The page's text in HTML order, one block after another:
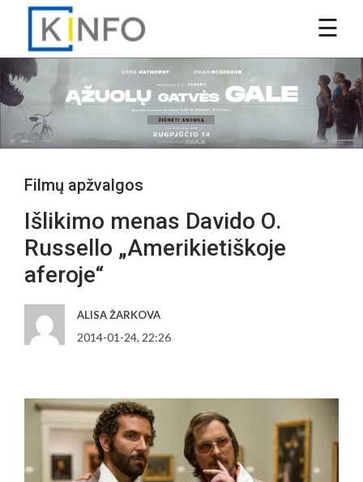
Filmų apžvalgos
Išlikimo menas Davido O.
Russello „Amerikietiškoje
aferoje“
ALISA ŽARKOVA
2014-01-24, 22:26